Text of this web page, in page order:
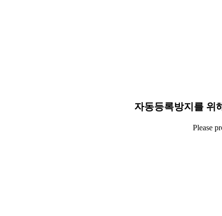
자동등록방지를 위
Please